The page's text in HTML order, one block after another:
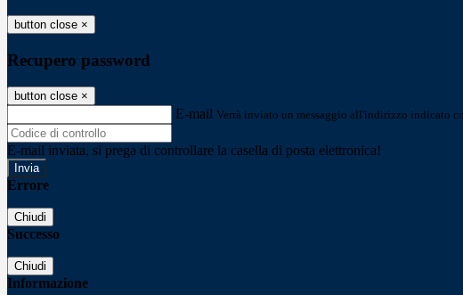
button close ×
Recupero password
button close ×
E-mail Verrà inviato un messaggio all'indirizzo indicato
E-mail inviata, si prega di controllare la casella di posta elettronica!
Errore
Chiudi
Successo
Chiudi
Informazione